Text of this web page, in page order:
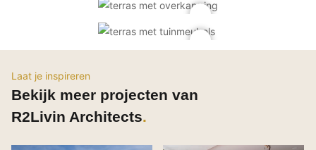
Beton Ciré vloeren
Gietvloeren
Natuursteen en keramiek vloeren
Vloerkleden
Afwerking
Laat je inspireren
Bekijk meer projecten van
R2Livin Architects